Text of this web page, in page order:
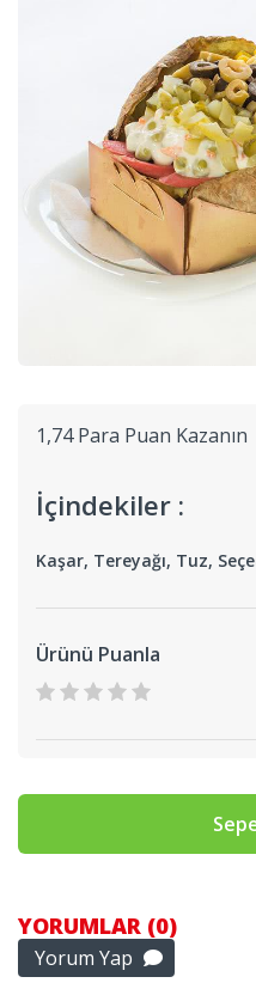
1,74 Para Puan Kazanın
İçindekiler :
Kaşar, Tereyağı, Tuz,
Ürünü Puanla
YORUMLAR (0)
Yorum Yap